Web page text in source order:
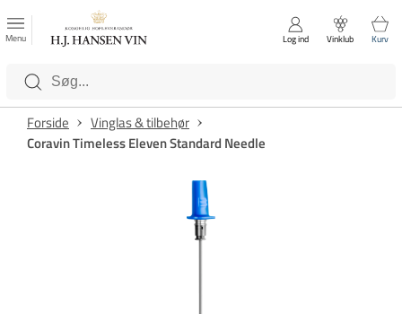
Luk
Kategorier
Menu Log ind Vinklub Kurv
Forside
Vinglas & tilbehør
Coravin Timeless Eleven Standard Needle